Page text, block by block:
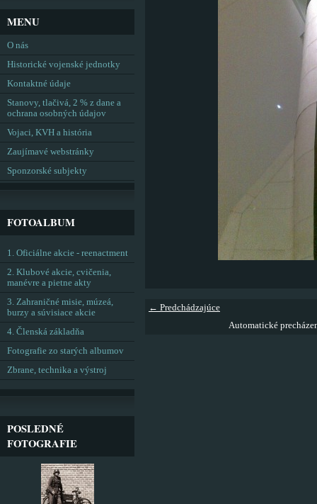
← Predchádzajúce
Automatické
MENU
O nás
Historické vojenské jednotky
Kontaktné údaje
Stanovy, tlačivá, 2 % z dane a
ochrana osobných údajov
Vojaci, KVH a história
Zaujímavé webstránky
Sponzorské subjekty
FOTOALBUM
1. Oficiálne akcie - reenactment
2. Klubové akcie, cvičenia,
manévre a pietne akty
3. Zahraničné misie, múzeá,
burzy a súvisiace akcie
4. Členská základňa
Fotografie zo starých albumov
Zbrane, technika a výstroj
POSLEDNÉ
FOTOGRAFIE